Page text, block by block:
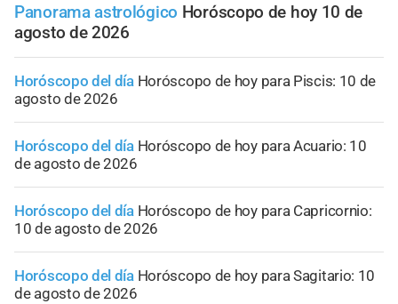
Panorama astrológico Horóscopo de hoy 10 de
agosto de 2026
Horóscopo del día Horóscopo de hoy para Piscis: 10 de
agosto de 2026
Horóscopo del día Horóscopo de hoy para Acuario: 10
de agosto de 2026
Horóscopo del día Horóscopo de hoy para Capricornio:
10 de agosto de 2026
Horóscopo del día Horóscopo de hoy para Sagitario: 10
de agosto de 2026